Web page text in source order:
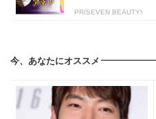
PR(SEVEN BEAUTY)
今、あなたにオススメ